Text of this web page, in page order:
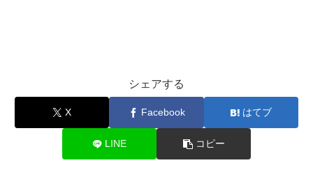
シェアする
X Facebook はてブ
LINE コピー